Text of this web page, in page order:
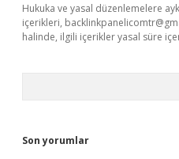
Hukuka ve yasal düzenlemelere
içerikleri,
halinde, ilgili içerikler yasal süre
Son yorumlar